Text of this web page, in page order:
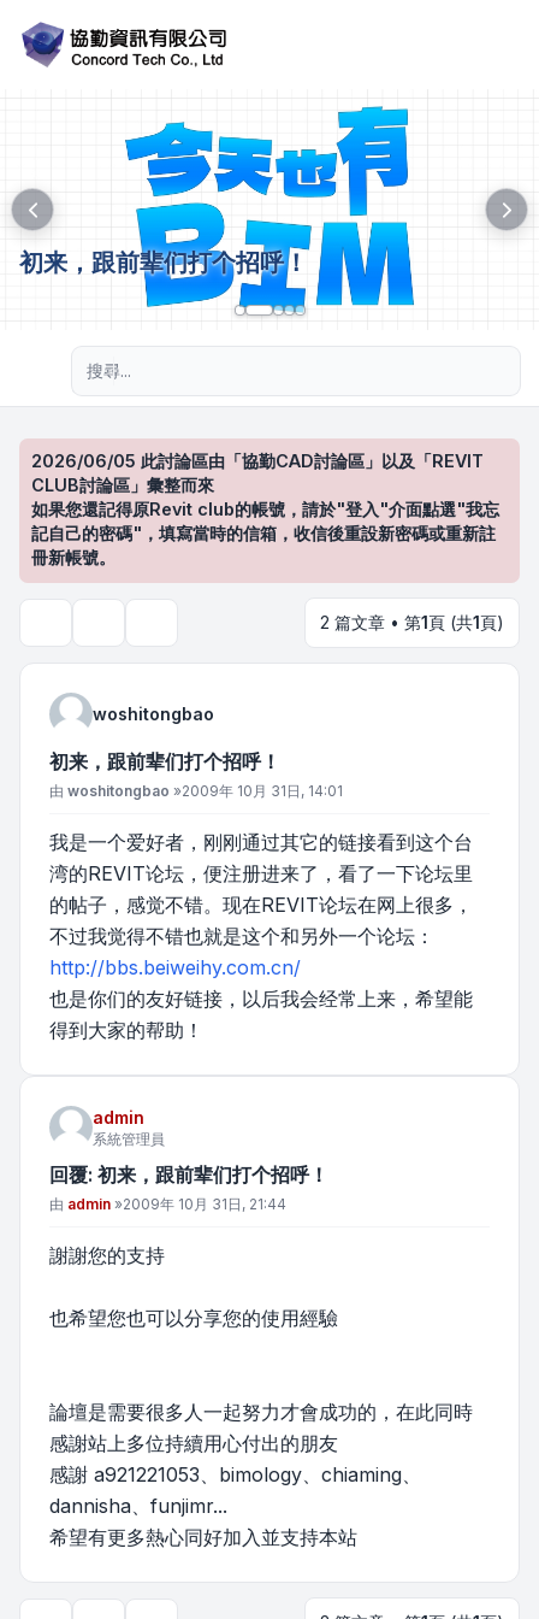
初来，跟前辈们打个招呼！
2026/06/05 此討論區由「協勤CAD討論區」以及「REVIT
CLUB討論區」彙整而來
如果您還記得原Revit club的帳號，請於"登入"介面點選"我忘
記自己的密碼"，填寫當時的信箱，收信後重設新密碼或重新註
冊新帳號。
2 篇文章 • 第1頁 (共1頁)
woshitongbao
初来，跟前辈们打个招呼！
文章
由 woshitongbao »2009年 10月 31日, 14:01
我是一个爱好者，刚刚通过其它的链接看到这个台
湾的REVIT论坛，便注册进来了，看了一下论坛里
的帖子，感觉不错。现在REVIT论坛在网上很多，
不过我觉得不错也就是这个和另外一个论坛：
http://bbs.beiweihy.com.cn/
也是你们的友好链接，以后我会经常上来，希望能
得到大家的帮助！
admin
系統管理員
回覆: 初来，跟前辈们打个招呼！
文章
由 admin »2009年 10月 31日, 21:44
謝謝您的支持
也希望您也可以分享您的使用經驗
論壇是需要很多人一起努力才會成功的，在此同時
感謝站上多位持續用心付出的朋友
感謝 a921221053、bimology、chiaming、
dannisha、funjimr...
希望有更多熱心同好加入並支持本站